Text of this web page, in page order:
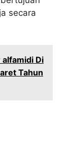
secara
Di
Tahun